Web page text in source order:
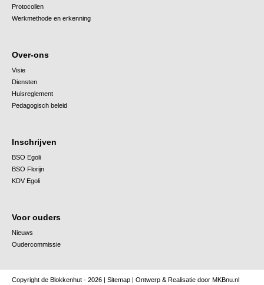
Protocollen
Werkmethode en erkenning
Over-ons
Visie
Diensten
Huisreglement
Pedagogisch beleid
Inschrijven
BSO Egoli
BSO Florijn
KDV Egoli
Voor ouders
Nieuws
Oudercommissie
Copyright de Blokkenhut - 2026 | Sitemap | Ontwerp & Realisatie door MKBnu.nl